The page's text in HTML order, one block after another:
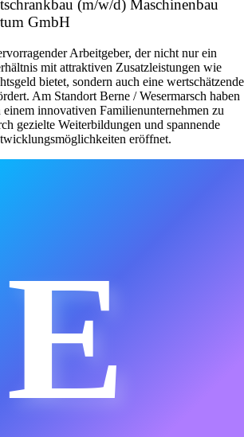
(m/w/d) Maschinenbau
GmbH
Arbeitgeber, der nicht nur ein
mit attraktiven Zusatzleistungen wie
bietet, sondern auch eine wertschätzende
Am Standort Berne / Wesermarsch haben
innovativen Familienunternehmen zu
gezielte Weiterbildungen und spannende
eröffnet.
E